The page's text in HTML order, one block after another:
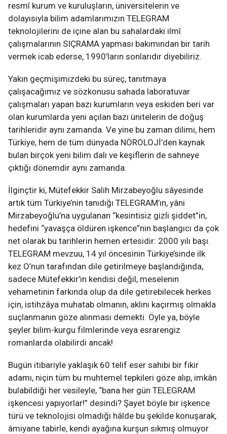
resmî kurum ve kuruluşların, üniversitelerin ve
dolayısıyla bilim adamlarımızın TELEGRAM
teknolojilerini de içine alan bu sahalardaki ilmî
çalışmalarının SIÇRAMA yapması bakımından bir tarih
vermek icab ederse, 1990’ların sonlarıdır diyebiliriz.
Yakın geçmişimizdeki bu süreç, tanıtmaya
çalışacağımız ve sözkonusu sahada laboratuvar
çalışmaları yapan bazı kurumların veya eskiden beri var
olan kurumlarda yeni açılan bazı ünitelerin de doğuş
tarihleridir aynı zamanda. Ve yine bu zaman dilimi, hem
Türkiye, hem de tüm dünyada NÖROLOJİ’den kaynak
bulan birçok yeni bilim dalı ve keşiflerin de sahneye
çıktığı dönemdir aynı zamanda.
İlginçtir ki, Mütefekkir Salih Mirzabeyoğlu sâyesinde
artık tüm Türkiye’nin tanıdığı TELEGRAM’ın, yâni
Mirzabeyoğlu’na uygulanan “kesintisiz gizli şiddet”in,
hedefini “yavaşça öldüren işkence”nin başlangıcı da çok
net olarak bu tarihlerin hemen ertesidir: 2000 yılı başı.
TELEGRAM mevzuu, 14 yıl öncesinin Türkiye’sinde ilk
kez O’nun tarafından dile getirilmeye başlandığında,
sadece Mütefekkir’in kendisi değil, meselenin
vehametinin farkında olup da dile getirebilecek herkes
için, istihzâya muhatab olmanın, aklını kaçırmış olmakla
suçlanmanın göze alınması demekti. Öyle ya, böyle
şeyler bilim-kurgu filmlerinde veya esrarengiz
romanlarda olabilirdi ancak!
Bugün itibariyle yaklaşık 60 telif eser sahibi bir fikir
adamı, niçin tüm bu muhtemel tepkileri göze alıp, imkân
bulabildiği her vesileyle, “bana her gün TELEGRAM
işkencesi yapıyorlar!” desindi? Şayet böyle bir işkence
türü ve teknolojisi olmadığı hâlde bu şekilde konuşarak,
âmiyane tabirle, kendi ayağına kurşun sıkmış olmuyor